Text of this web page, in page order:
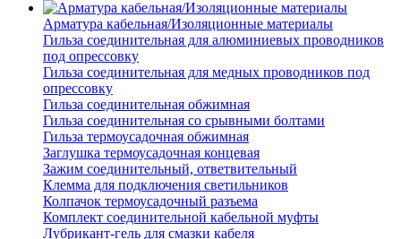
Арматура кабельная/Изоляционные материалы
Гильза соединительная для алюминиевых проводников
под опрессовку
Гильза соединительная для медных проводников под
опрессовку
Гильза соединительная обжимная
Гильза соединительная со срывными болтами
Гильза термоусадочная обжимная
Заглушка термоусадочная концевая
Зажим соединительный, ответвительный
Клемма для подключения светильников
Колпачок термоусадочный разъема
Комплект соединительной кабельной муфты
Лубрикант-гель для смазки кабеля